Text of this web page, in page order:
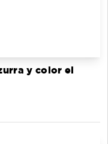
y color el